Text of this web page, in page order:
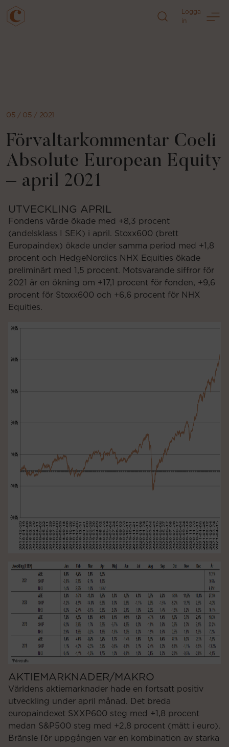
Logga
in
05 / 05 / 2021
Förvaltarkommentar Coeli
Absolute European Equity
– april 2021
UTVECKLING APRIL
Fondens värde ökade med +8,3 procent
(andelsklass I SEK) i april. Stoxx600 (brett
Europaindex) ökade under samma period med +1,8
procent och HedgeNordics NHX Equities ökade
preliminärt med 1,5 procent. Motsvarande siffror för
2021 är en ökning om +17,1 procent för fonden, +9,6
procent för Stoxx600 och +6,6 procent för NHX
Equities.
AKTIEMARKNADER/MAKRO
Världens aktiemarknader hade en fortsatt positiv
utveckling under april månad. Det breda
europaindexet SXXP600 steg med +1,8 procent
medan S&P500 steg med +2,8 procent (mätt i euro).
Bränsle för uppgången var en kombination av starka